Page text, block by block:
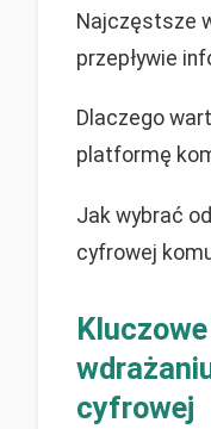
Najczęstsze
przepływie
Dlaczego
platformę
Jak wybrać
cyfrowej
Kluczowe
cyfrowej